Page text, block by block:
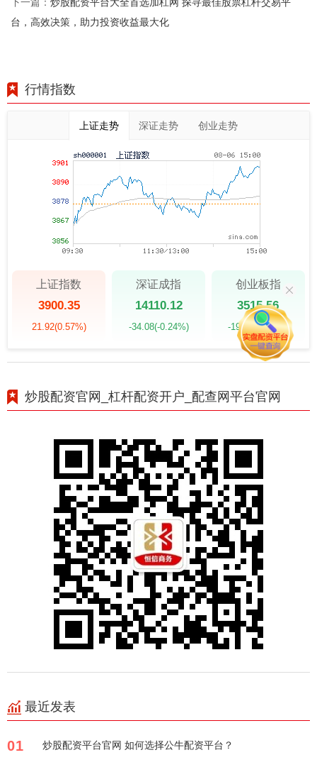
台，高效决策，助力投资收益最大化
行情指数
上证走势 深证走势 创业走势
上证指数
3900.35
21.92(0.57%)
深证成指
14110.12
-34.08(-0.24%)
创业板指
3515.56
-19.58(-0.55%)
炒股配资官网_杠杆配资开户_配查网平台官网
最近发表
01 炒股配资平台官网 如何选择公牛配资平台？